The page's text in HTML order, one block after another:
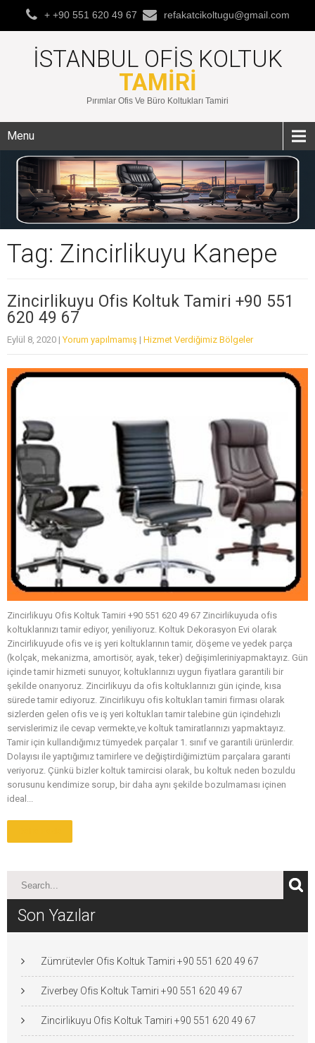
+ +90 551 620 49 67 refakatcikoltugu@gmail.com
İSTANBUL OFIS KOLTUK
TAMIRI
Pırımlar Ofis Ve Büro Koltukları Tamiri
Menu
Tag: Zincirlikuyu Kanepe
Zincirlikuyu Ofis Koltuk Tamiri +90 551
620 49 67
Eylül 8, 2020 |Yorum yapılmamış | Hizmet Verdiğimiz Bölgeler
Zincirlikuyu Ofis Koltuk Tamiri +90 551 620 49 67 Zincirlikuyuda ofis
koltuklarınızı tamir ediyor, yeniliyoruz. Koltuk Dekorasyon Evi olarak
Zincirlikuyude ofis ve iş yeri koltuklarının tamir, döşeme ve yedek parça
(kolçak, mekanizma, amortisör, ayak, teker) değişimleriniyapmaktayız. Gün
içinde tamir hizmeti sunuyor, koltuklarınızı uygun fiyatlara garantili bir
şekilde onarıyoruz. Zincirlikuyu da ofis koltuklarınızı gün içinde, kısa
sürede tamir ediyoruz. Zincirlikuyu ofis koltukları tamiri firması olarak
sizlerden gelen ofis ve iş yeri koltukları tamir talebine gün içindehızlı
servislerimiz ile cevap vermekte,ve koltuk tamiratlarınızı yapmaktayız.
Tamir için kullandığımız tümyedek parçalar 1. sınıf ve garantili ürünlerdir.
Dolayısı ile yaptığımız tamirlere ve değiştirdiğimiztüm parçalara garanti
veriyoruz. Çünkü bizler koltuk tamircisi olarak, bu koltuk neden bozuldu
sorusunu kendimize sorup, bir daha aynı şekilde bozulmaması içinen
ideal...
Son Yazılar
Zümrütevler Ofis Koltuk Tamiri +90 551 620 49 67
Ziverbey Ofis Koltuk Tamiri +90 551 620 49 67
Zincirlikuyu Ofis Koltuk Tamiri +90 551 620 49 67